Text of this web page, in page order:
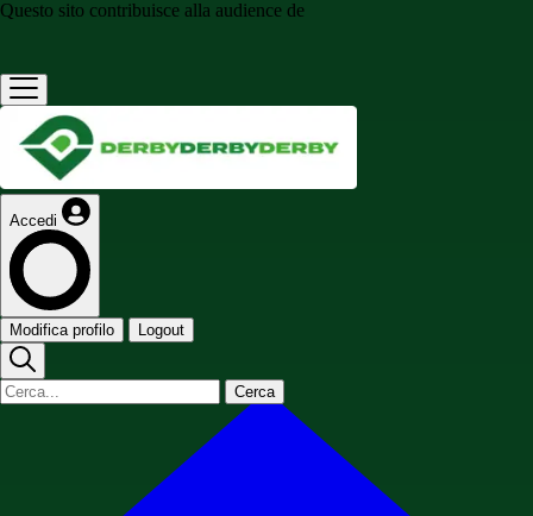
Questo sito contribuisce alla audience de
Accedi
Modifica profilo Logout
Cerca